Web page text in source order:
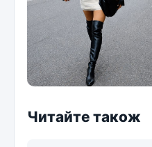
Читайте також